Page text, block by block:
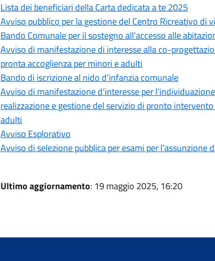
Lista dei beneficiari della Carta dedicata a te 2025
Avviso pubblico per la gestione del Centro Ricreativo di
Bando Comunale per il sostegno all’accesso alle
Avviso di manifestazione di interesse alla co-
pronta accoglienza per minori e adulti
Bando di iscrizione al nido d’infanzia comunale
Avviso di manifestazione d’interesse per
realizzazione e gestione del servizio di pronto
adulti
Avviso Esplorativo
Avviso di selezione pubblica per esami per l’assunzione
Ultimo aggiornamento: 19 maggio 2025, 16:20